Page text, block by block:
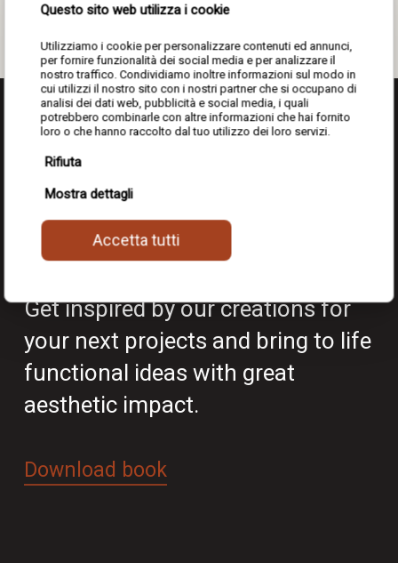
Questo sito web utilizza i cookie
Utilizziamo i cookie per personalizzare contenuti ed annunci,
per fornire funzionalità dei social media e per analizzare il
nostro traffico. Condividiamo inoltre informazioni sul modo in
cui utilizzi il nostro sito con i nostri partner che si occupano di
analisi dei dati web, pubblicità e social media, i quali
potrebbero combinarle con altre informazioni che hai fornito
loro o che hanno raccolto dal tuo utilizzo dei loro servizi.
Rifiuta
Mostra dettagli
Accetta tutti
Our best projects
Get inspired by our creations for
your next projects and bring to life
functional ideas with great
aesthetic impact.
Download book